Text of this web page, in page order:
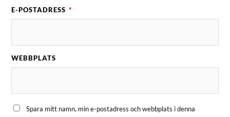
E-POSTADRESS *
WEBBPLATS
Spara mitt namn, min e-postadress och webbplats i denna